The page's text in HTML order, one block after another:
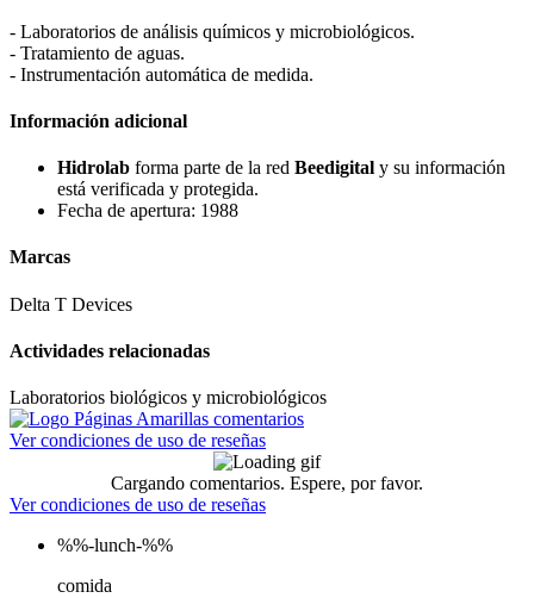
- Laboratorios de análisis químicos y microbiológicos.
- Tratamiento de aguas.
- Instrumentación automática de medida.
Información adicional
Hidrolab forma parte de la red Beedigital y su información
está verificada y protegida.
Fecha de apertura: 1988
Marcas
Delta T Devices
Actividades relacionadas
Laboratorios biológicos y microbiológicos
Ver condiciones de uso de reseñas
Cargando comentarios. Espere, por favor.
Ver condiciones de uso de reseñas
%%-lunch-%%
comida